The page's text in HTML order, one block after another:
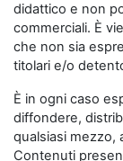
didattico e non
commerciali. È
che non sia
titolari e/o
È in ogni caso
diffondere,
qualsiasi mezzo,
Contenuti